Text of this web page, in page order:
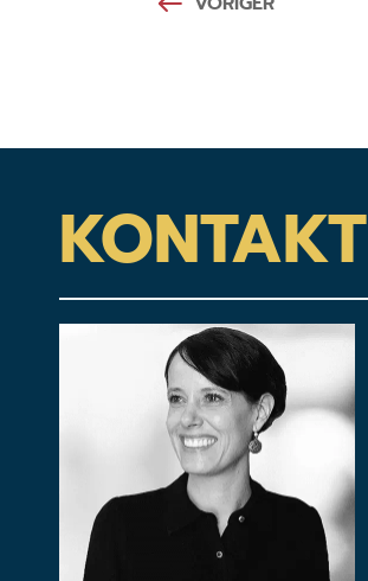
KONTAKT